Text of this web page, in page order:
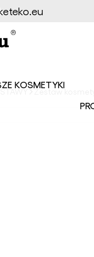
KOSMETYKI
Zestaw